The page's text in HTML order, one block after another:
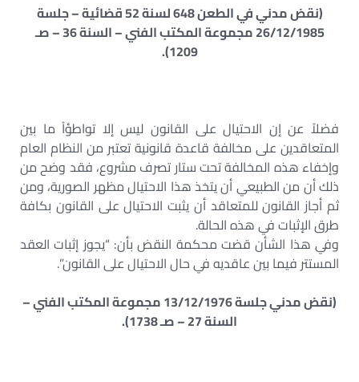
(نقض مدني في الطعن 648 لسنة 52 قضائية – جلسة
26/12/1985 مجموعة المكتب الفني – السنة 36 – صـ
1209).
فضلاً عن إن الاحتيال على القانون ليس إلا تواطؤاً ما بين
المتعاقدين على مخالفة قاعدة قانونية تعتبر من النظام العام
وإخفاء هذه المخالفة تحت ستار تصرف مشروع، فقد وضح من
ذلك أن من الطبيعي أن يتخذ هذا الاحتيال مظهر الصورية، ومن
ثم أجاز القانون للمتعاقد أن يثبت الاحتيال على القانون بكافة
طرق الإثبات في هذه الحالة.
وفي هذا الشأن قضت محكمة النقض بأن: “يجوز إثبات العقد
المستتر فيما بين عاقديه في حال الاحتيال على القانون”.
(نقض مدني جلسة 13/12/1976 مجموعة المكتب الفني –
السنة 27 – صـ 1738).